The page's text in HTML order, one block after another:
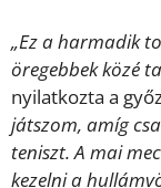
„Ez a harmadik
öregebbek közé
nyilatkozta a
játszom, amíg
teniszt. A mai
kezelni a